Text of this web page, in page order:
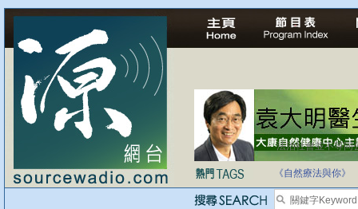
法治社會並不等同
《自然療法與你》